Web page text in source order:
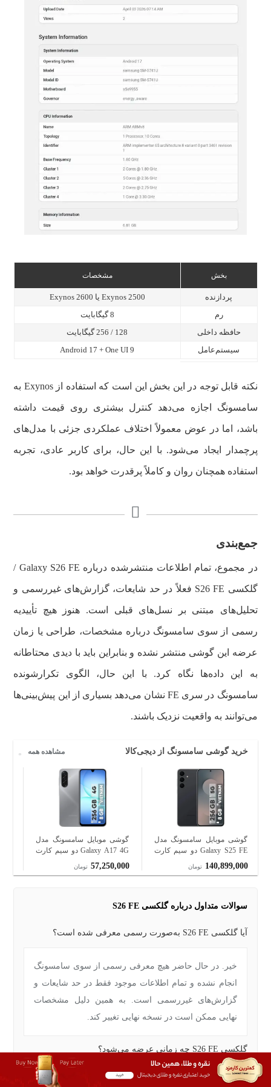
بخش مشخصات
پردازنده
Exynos 2500 یا Exynos 2600
رم
8 گیگابایت
حافظه داخلی
128 / 256 گیگابایت
سیستم‌عامل
Android 17 + One UI 9
نکته قابل توجه در این بخش این است که استفاده از Exynos به
سامسونگ اجازه می‌دهد کنترل بیشتری روی قیمت داشته
باشد، اما در عوض معمولاً اختلاف عملکردی جزئی با مدل‌های
پرچمدار ایجاد می‌شود. با این حال، برای کاربر عادی، تجربه
استفاده همچنان روان و کاملاً پرقدرت خواهد بود.
جمع‌بندی
در مجموع، تمام اطلاعات منتشرشده درباره Galaxy S26 FE /
گلکسی S26 FE فعلاً در حد شایعات، گزارش‌های غیررسمی و
تحلیل‌های مبتنی بر نسل‌های قبلی است. هنوز هیچ تأییدیه
رسمی از سوی سامسونگ درباره مشخصات، طراحی یا زمان
عرضه این گوشی منتشر نشده و بنابراین باید با دیدی محتاطانه
به این داده‌ها نگاه کرد. با این حال، الگوی تکرارشونده
سامسونگ در سری FE نشان می‌دهد بسیاری از این پیش‌بینی‌ها
می‌توانند به واقعیت نزدیک باشند.
خرید گوشی سامسونگ از دیجی‌کالا مشاهده همه
گوشی موبایل سامسونگ مدل
Galaxy S25 FE دو سیم کارت
گیگابایت - ویتنام
140,899,000 تومان
گوشی موبایل سامسونگ مدل
Galaxy A17 4G دو سیم کارت
گیگابایت - ویتنام
57,250,000 تومان
سوالات متداول درباره گلکسی S26 FE
آیا گلکسی S26 FE به‌صورت رسمی معرفی شده است؟
خیر. در حال حاضر هیچ معرفی رسمی از سوی سامسونگ
انجام نشده و تمام اطلاعات موجود فقط در حد شایعات و
گزارش‌های غیررسمی است. به همین دلیل مشخصات
نهایی ممکن است در نسخه نهایی تغییر کند.
گلکسی S26 FE چه زمانی عرضه می‌شود؟
آیا مشخصات سخت‌افزاری گلکسی S26 FE قطعی است؟